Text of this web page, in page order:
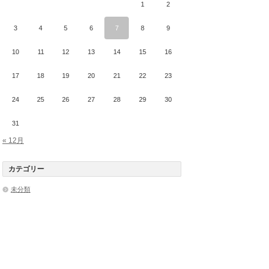
1 2
3 4 5 6 7 8 9
10 11 12 13 14 15 16
17 18 19 20 21 22 23
24 25 26 27 28 29 30
31
« 12月
カテゴリー
未分類